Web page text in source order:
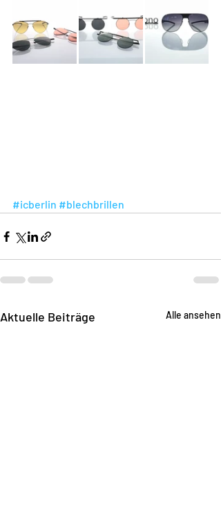
#icberlin #blechbrillen
Aktuelle Beiträge Alle ansehen